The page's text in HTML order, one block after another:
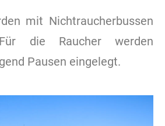
mit Nichtraucherbussen
die Raucher werden
Pausen eingelegt.